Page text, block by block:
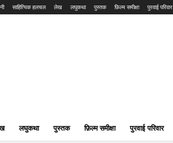
साहित्यिक हलचल लेख लघुकथा पुस्तक फ़िल्म समीक्षा पुरवाई परिवार
लघुकथा पुस्तक फ़िल्म समीक्षा पुरवाई परिवार